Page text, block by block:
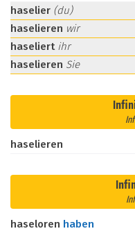
haselier (du)
haselieren wir
haseliert ihr
haselieren Sie
haselieren
haseloren haben